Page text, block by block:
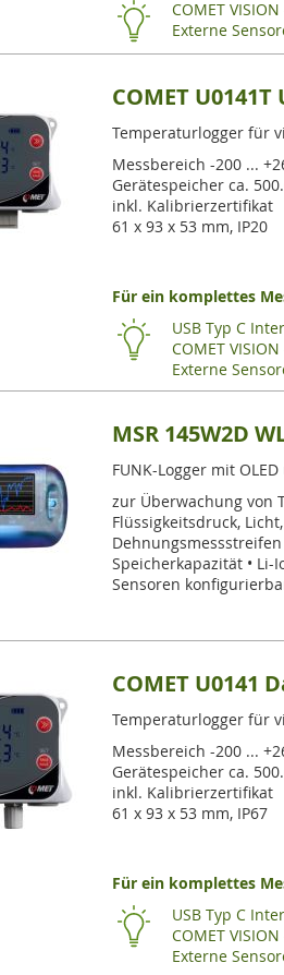
COMET
Externe
COMET
Temperaturlogger für
Messbereich -200 ...
Gerätespeicher ca.
inkl. Kalibrierzertifikat
61 x 93 x 53 mm, IP20
Für ein komplettes
USB Typ C
COMET
Externe
MSR 145W2D
FUNK-Logger mit
zur Überwachung von
Flüssigkeitsdruck,
Speicherkapazität • Li-
Sensoren
COMET U0141
Temperaturlogger für
Messbereich -200 ...
Gerätespeicher ca.
inkl. Kalibrierzertifikat
61 x 93 x 53 mm, IP67
Für ein komplettes
USB Typ C
COMET
Externe